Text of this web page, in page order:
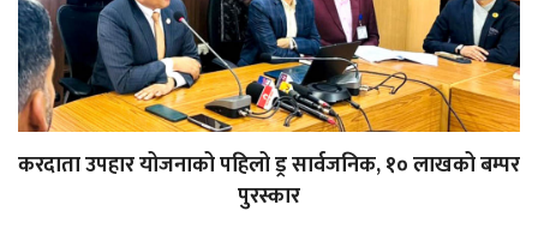
करदाता उपहार योजनाको पहिलो ड्र सार्वजनिक, १० लाखको बम्पर
पुरस्कार